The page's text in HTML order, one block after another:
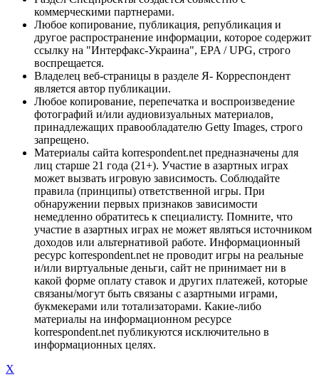
коммерческими партнерами.
Любое копирование, публикация, републикация и
другое распространение информации, которое содержит
ссылку на "Интерфакс-Украина", EPA / UPG, строго
воспрещается.
Владелец веб-страницы в разделе Я- Корреспондент
является автор публикации.
Любое копирование, перепечатка и воспроизведение
фотографий и/или аудиовизуальных материалов,
принадлежащих правообладателю Getty Images, строго
запрещено.
Материалы сайта korrespondent.net предназначены для
лиц старше 21 года (21+). Участие в азартных играх
может вызвать игровую зависимость. Соблюдайте
правила (принципы) ответственной игры. При
обнаружении первых признаков зависимости
немедленно обратитесь к специалисту. Помните, что
участие в азартных играх не может являться источником
доходов или альтернативой работе. Информационный
ресурс korrespondent.net не проводит игры на реальные
и/или виртуальные деньги, сайт не принимает ни в
какой форме оплату ставок и других платежей, которые
связаны/могут быть связаны с азартными играми,
букмекерами или тотализаторами. Какие-либо
материалы на информационном ресурсе
korrespondent.net публикуются исключительно в
информационных целях.
X